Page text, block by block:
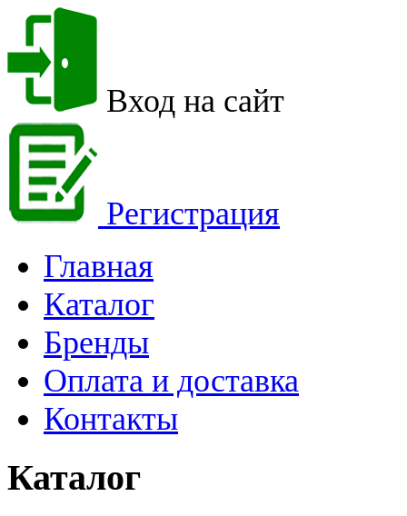
Вход на сайт
Регистрация
Главная
Каталог
Бренды
Оплата и доставка
Контакты
Каталог